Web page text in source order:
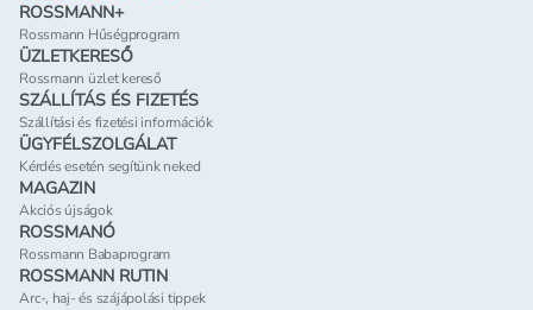
ROSSMANN+
Rossmann Hűségprogram
ÜZLETKERESŐ
Rossmann üzlet kereső
SZÁLLÍTÁS ÉS FIZETÉS
Szállítási és fizetési információk
ÜGYFÉLSZOLGÁLAT
Kérdés esetén segítünk neked
MAGAZIN
Akciós újságok
ROSSMANÓ
Rossmann Babaprogram
ROSSMANN RUTIN
Arc-, haj- és szájápolási tippek